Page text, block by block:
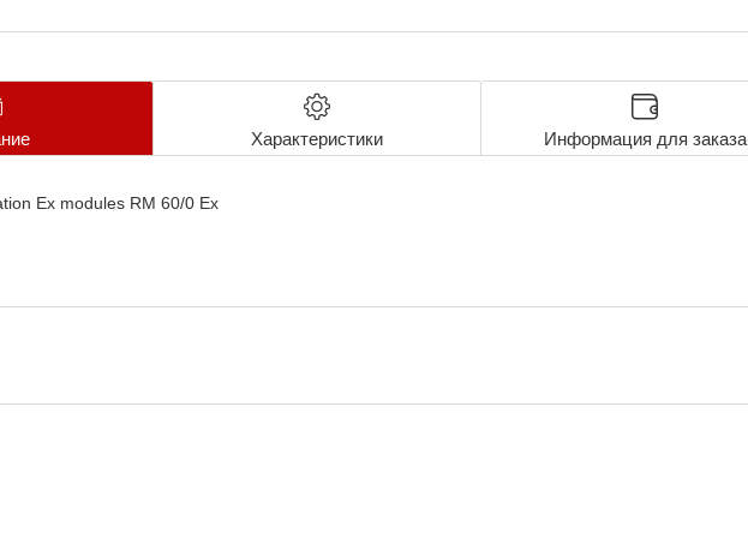
Характеристики Информация для заказа
Ex modules RM 60/0 Ex